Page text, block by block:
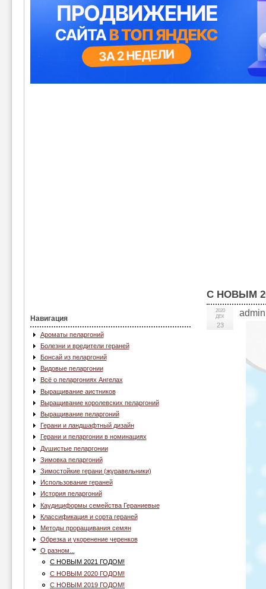
Навигация
Ароматы пеларгоний
Болезни и вредители гераней
Бонсай из пеларгоний
Видовые пеларгонии
Всё о пеларгониях Ангелах
Выращивание аистников
Выращивание королевских пеларгоний
Выращивание пеларгоний
Герани и ландшафтный дизайн
Герани и пеларгонии в номинациях
Душистые пеларгонии
Зимовка пеларгоний
Зимостойкие герани (журавельники)
Использование гераней
История пеларгоний
Каудициформы семейства Гераниевые
Классификация и сорта гераней
Методы проращивания семян
Обрезка и укоренение черенков
О разном...
С НОВЫМ 2021 ГОДОМ!
С НОВЫМ 2020 ГОДОМ!
С НОВЫМ 2019 ГОДОМ!
С НОВЫМ
2020
ДЕК
23
admin